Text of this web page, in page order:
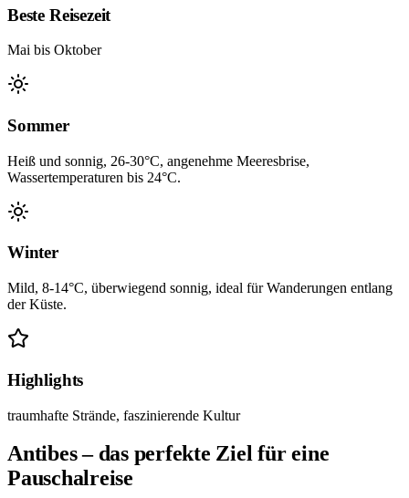
Beste Reisezeit
Mai bis Oktober
Sommer
Heiß und sonnig, 26-30°C, angenehme Meeresbrise,
Wassertemperaturen bis 24°C.
Winter
Mild, 8-14°C, überwiegend sonnig, ideal für Wanderungen entlang
der Küste.
Highlights
traumhafte Strände, faszinierende Kultur
Antibes – das perfekte Ziel für eine
Pauschalreise